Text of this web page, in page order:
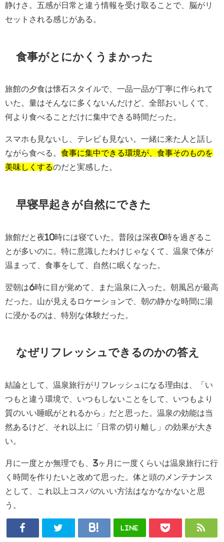
静けさ。五感が日常と違う情報を受け取ることで、脳がリ
セットされる感じがある。
食事がとにかくうまかった
旅館の夕食は懐石スタイルで、一品一品が丁寧に作られて
いた。量はそんなに多くないんだけど、全部おいしくて、
何より食べることだけに集中できる時間だった。
スマホも見ないし、テレビも見ない。一緒に来た人と話し
ながら食べる。 食事に集中できる環境が、食事そのものを
美味しくするのだと実感した。
早寝早起きが自然にできた
旅館だと夜10時には寝ていた。普段は深夜0時を過ぎるこ
とが多いのに。特に意識したわけじゃなくて、温泉で体が
温まって、食事をして、自然に眠くなった。
翌朝は6時に目が覚めて、また温泉に入った。朝風呂が最高
だった。山が見えるロケーションで、朝の静かな時間に湯
に浸かるのは、特別な体験だった。
なぜリフレッシュできるのかの答え
結論として、温泉旅行がリフレッシュになる理由は、「い
つもと違う環境で、いつもしないことをして、いつもより
質のいい睡眠がとれるから」だと思った。温泉の効能は当
然あるけど、それ以上に「日常の切り離し」の効果が大き
い。
月に一度とか無理でも、3ヶ月に一度くらいは温泉旅行に行
く時間を作りたいと改めて思った。体と頭のメンテナンス
として、これ以上コスパのいい方法はなかなかないと思
う。
LINE